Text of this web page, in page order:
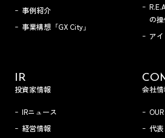
事例紹介
事業構想「GX City」
の
ア
IR
投資家情報
IRニュース
経営情報
会社情
代